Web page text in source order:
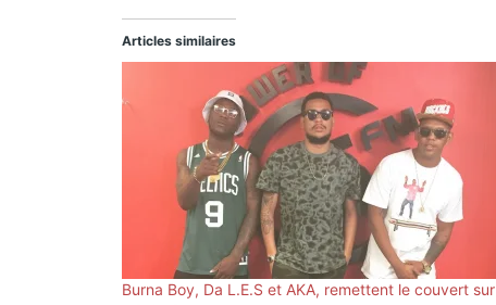
Articles similaires
Burna Boy, Da L.E.S et AKA, remettent le couvert sur